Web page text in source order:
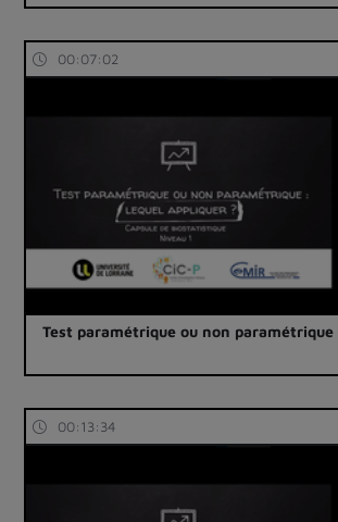
00:07:02
Test paramétrique ou non
00:13:34